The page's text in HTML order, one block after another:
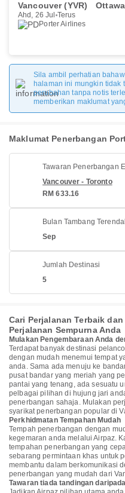
Vancouver (YVR)
Ahd, 26 Jul Terus
Porter Airlines
Sila ambil perhatian
halaman ini mungkin tidak
perubahan tanpa notis
memberikan maklumat
Maklumat Penerbangan
Tawaran Penerbangan
Vancouver - Toronto
RM 633.16
Bulan Tambang
Sep
Jumlah Destinasi
5
Cari Perjalanan Terbaik
Perjalanan Sempurna Anda
Mulakan Pengembaraan Anda
Terdapat banyak destinasi
dengan mudah menemui tempat
anda. Sama ada menuju ke
pusat bandar yang meriah yang
pantai yang tenang, ada sesuatu
pelbagai pilihan di hujung jari
penerbangan sahaja. Mulakan
syarikat penerbangan popular di
Perkhidmatan Tempahan Mudah
Tempah penerbangan dengan
kegemaran anda melalui Airpaz.
tempahan penerbangan yang
sebarang permintaan khas untuk
membantu dalam berkomunikasi
penerbangan yang mudah dari
Tawaran tiada tandingan